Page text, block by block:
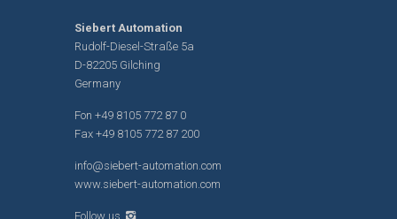
Siebert Automation
Rudolf-Diesel-Straße 5a
D-82205 Gilching
Germany
Fon +49 8105 772 87 0
Fax +49 8105 772 87 200
info@siebert-automation.com
www.siebert-automation.com
Follow us